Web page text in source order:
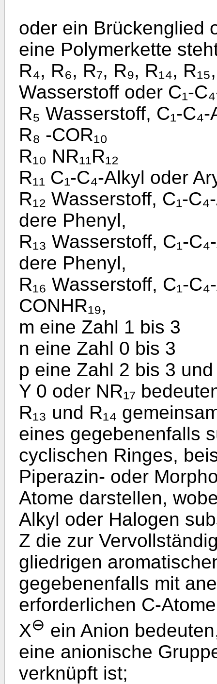
oder ein Brückenglied
eine Polymerkette
R₄, R₆, R₇, R₉, R₁₄,
Wasserstoff oder C₁-
R₅ Wasserstoff, C₁-
R₈ -COR₁₀
R₁₀ NR₁₁R₁₂
R₁₁ C₁-C₄-Alkyl oder
R₁₂ Wasserstoff, C₁-
dere Phenyl,
R₁₃ Wasserstoff, C₁-
dere Phenyl,
R₁₆ Wasserstoff, C₁-
CONHR₁₉,
m eine Zahl 1 bis 3
n eine Zahl 0 bis 3
p eine Zahl 2 bis 3 und
Y 0 oder NR₁₇
R₁₃ und R₁₄
eines gegebenenfalls
cyclischen Ringes,
Piperazin- oder
Atome darstellen,
Alkyl oder Halogen
Z die zur
gliedrigen
gegebenenfalls mit
erforderlichen C-
X⊖ ein Anion
eine anionische
verknüpft ist;